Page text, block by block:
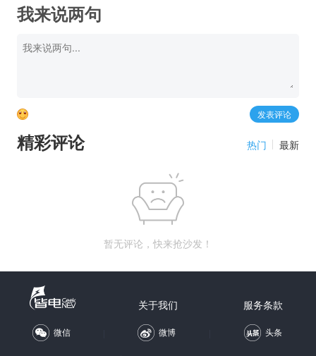
我来说两句
精彩评论 热门 最新
暂无评论，快来抢沙发！
关于我们 服务条款
微信 微博 头条